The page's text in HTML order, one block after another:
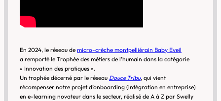
En 2024, le réseau de micro-crèche montpelliérain Baby Eveil
a remporté le Trophée des métiers de l’humain dans la catégorie
« Innovation des pratiques ».
Un trophée décerné par le réseau Douce Tribu, qui vient
récompenser notre projet d’onboarding (intégration en entreprise)
en e-learning novateur dans le secteur, réalisé de A à Z par Swelly